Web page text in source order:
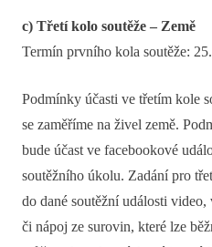
c) Třetí kolo soutěže – Země
Termín prvního kola soutěže:
Podmínky účasti ve třetím kole
se zaměříme na živel země.
bude účast ve facebookové
soutěžního úkolu. Zadání pro
do dané soutěžní události
či nápoj ze surovin, které lze